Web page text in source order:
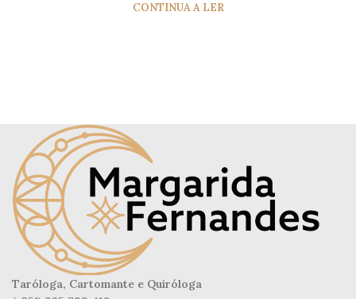
CONTINUA A LER
Taróloga, Cartomante e Quiróloga